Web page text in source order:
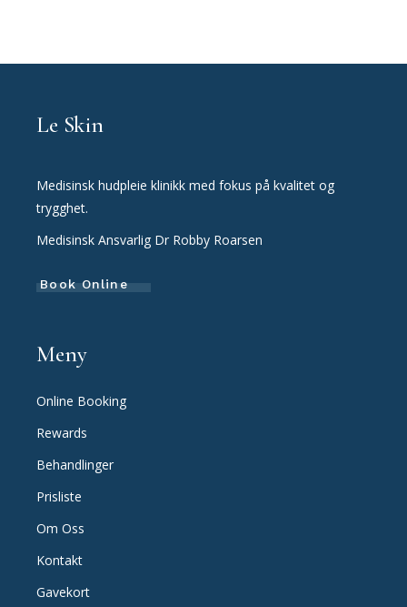
Le Skin
Medisinsk hudpleie klinikk med fokus på kvalitet og
trygghet.
Medisinsk Ansvarlig Dr Robby Roarsen
Book Online
Meny
Online Booking
Rewards
Behandlinger
Prisliste
Om Oss
Kontakt
Gavekort